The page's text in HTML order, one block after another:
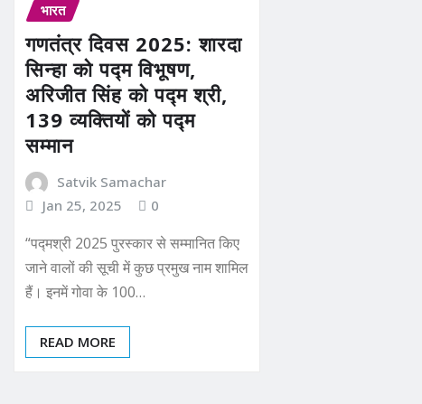
भारत
गणतंत्र दिवस 2025: शारदा
सिन्हा को पद्म विभूषण,
अरिजीत सिंह को पद्म श्री,
139 व्यक्तियों को पद्म
सम्मान
Satvik Samachar
Jan 25, 2025
0
“पद्मश्री 2025 पुरस्कार से सम्मानित किए
जाने वालों की सूची में कुछ प्रमुख नाम शामिल
हैं। इनमें गोवा के 100…
READ MORE